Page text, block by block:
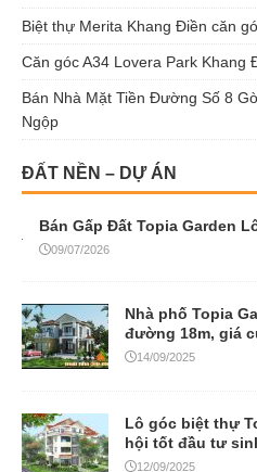
Biệt thự Merita Khang Điền căn
Căn góc A34 Lovera Park Khang
Bán Nhà Mặt Tiền Đường Số 8
Ngộp
ĐẤT NỀN – DỰ ÁN
Bán Gấp Đất Topia Garden
09/07/2026
Nhà phố Topia
đường 18m, giá
14/09/2025
Lô góc biệt thự
hội tốt đầu tư
12/09/2025